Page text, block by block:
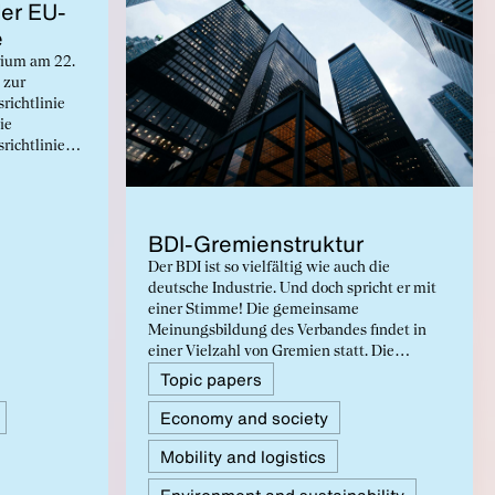
EU-
am 22.
zur
BDI-Gremien­struk­tur
Der BDI ist so vielfältig wie auch die
deutsche Industrie. Und doch spricht er mit
einer Stimme! Die gemeinsame
Meinungsbildung des Verbandes findet in
einer Vielzahl von Gremien statt. Die
Gremien-Broschüre bietet einen Überblick,
welche Ausschüsse und Arbeitskreise für die
Positionierung des BDI verantwortlich sind
und welche Themen dort ganz konkret
bearbeitet werden.
Topic papers
Economy and society
Mobility and logistics